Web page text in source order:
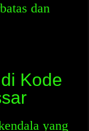
dan
Kode
yang